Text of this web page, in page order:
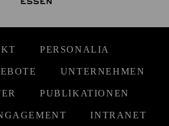
PERSONALIA
UNTERNEHMEN
PUBLIKATIONEN
INTRANET